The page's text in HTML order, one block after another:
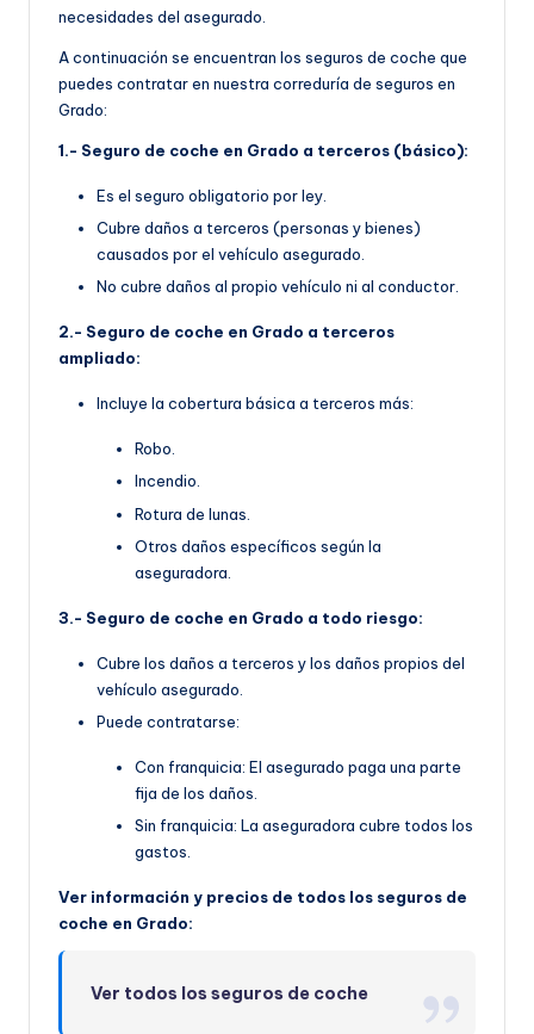
necesidades del asegurado.
A continuación se encuentran los seguros de coche que
puedes contratar en nuestra correduría de seguros en
Grado:
1.- Seguro de coche en Grado a terceros (básico):
Es el seguro obligatorio por ley.
Cubre daños a terceros (personas y bienes)
causados por el vehículo asegurado.
No cubre daños al propio vehículo ni al conductor.
2.- Seguro de coche en Grado a terceros
ampliado:
Incluye la cobertura básica a terceros más:
Robo.
Incendio.
Rotura de lunas.
Otros daños específicos según la
aseguradora.
3.- Seguro de coche en Grado a todo riesgo:
Cubre los daños a terceros y los daños propios del
vehículo asegurado.
Puede contratarse:
Con franquicia: El asegurado paga una parte
fija de los daños.
Sin franquicia: La aseguradora cubre todos los
gastos.
Ver información y precios de todos los seguros de
coche en Grado:
Ver todos los seguros de coche